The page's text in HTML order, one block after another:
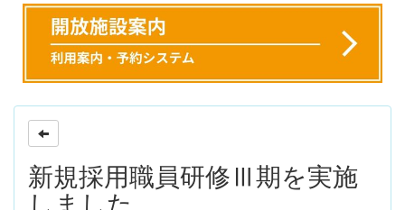
新規採用職員研修Ⅲ期を実施
しました